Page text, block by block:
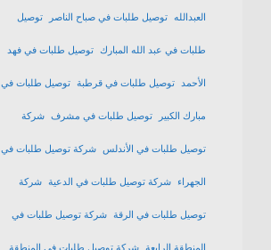
العبدالله توصيل طلبات في صباح الناصر توصيل
طلبات في عبد الله المبارك توصيل طلبات في فهد
الأحمد توصيل طلبات في قرطبة توصيل طلبات في
مبارك الكبير توصيل طلبات في مشرف شركة
توصيل طلبات في الأندلس شركة توصيل طلبات في
الجهراء شركة توصيل طلبات في الدعية شركة
توصيل طلبات في الرقة شركة توصيل طلبات في